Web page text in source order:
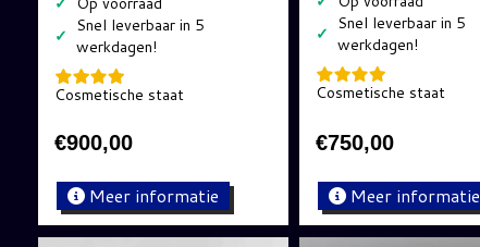
✓
Cosmetische staat
€900,00
Meer informatie
✓
Cosmetische staat
€750,00
Meer informatie